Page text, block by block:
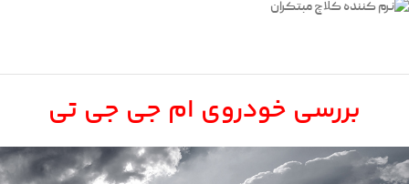
بررسی خودروی ام جی جی تی